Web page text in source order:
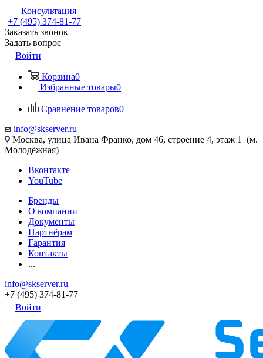
Консультация
+7 (495) 374-81-77
Заказать звонок
Задать вопрос
Войти
Корзина0
Избранные товары0
Сравнение товаров0
info@skserver.ru
Москва, улица Ивана Франко, дом 46, строение 4, этаж 1 (м.
Молодёжная)
Вконтакте
YouTube
Бренды
О компании
Документы
Партнёрам
Гарантия
Контакты
...
info@skserver.ru
+7 (495) 374-81-77
Войти